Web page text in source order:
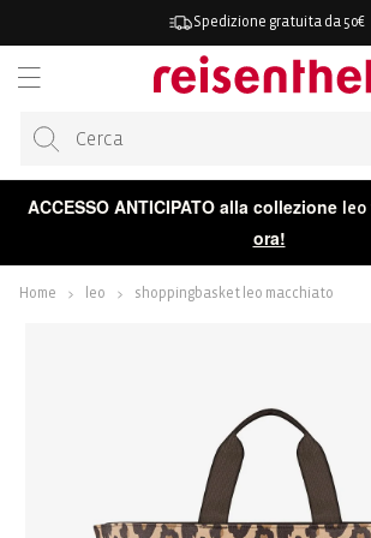
Spedizione gratuita da 50€
ACCESSO ANTICIPATO alla collezione
ora!
Home leo shoppingbasket leo macchiato